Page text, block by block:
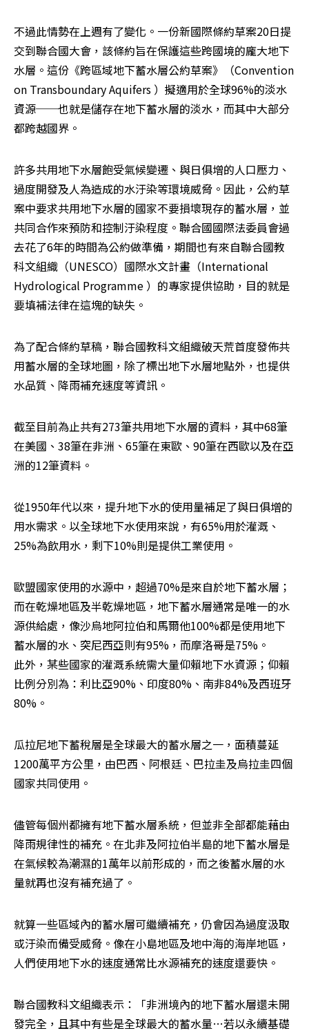
不過此情勢在上週有了變化。一份新國際條約草案20日提
交到聯合國大會，該條約旨在保護這些跨國境的龐大地下
水層。這份《跨區域地下蓄水層公約草案》（Convention
on Transboundary Aquifers ）擬適用於全球96%的淡水
資源──也就是儲存在地下蓄水層的淡水，而其中大部分
都跨越國界。
許多共用地下水層飽受氣候變遷、與日俱增的人口壓力、
過度開發及人為造成的水汙染等環境威脅。因此，公約草
案中要求共用地下水層的國家不要損壞現存的蓄水層，並
共同合作來預防和控制汙染程度。聯合國國際法委員會過
去花了6年的時間為公約做準備，期間也有來自聯合國教
科文組織（UNESCO）國際水文計畫（International
Hydrological Programme ）的專家提供協助，目的就是
要填補法律在這塊的缺失。
為了配合條約草稿，聯合國教科文組織破天荒首度發佈共
用蓄水層的全球地圖，除了標出地下水層地點外，也提供
水品質、降雨補充速度等資訊。
截至目前為止共有273筆共用地下水層的資料，其中68筆
在美國、38筆在非洲、65筆在東歐、90筆在西歐以及在亞
洲的12筆資料。
從1950年代以來，提升地下水的使用量補足了與日俱增的
用水需求。以全球地下水使用來說，有65%用於灌溉、
25%為飲用水，剩下10%則是提供工業使用。
歐盟國家使用的水源中，超過70%是來自於地下蓄水層；
而在乾燥地區及半乾燥地區，地下蓄水層通常是唯一的水
源供給處，像沙烏地阿拉伯和馬爾他100%都是使用地下
蓄水層的水、突尼西亞則有95%，而摩洛哥是75%。
此外，某些國家的灌溉系統需大量仰賴地下水資源；仰賴
比例分別為：利比亞90%、印度80%、南非84%及西班牙
80%。
瓜拉尼地下蓄稅層是全球最大的蓄水層之一，面積蔓延
1200萬平方公里，由巴西、阿根廷、巴拉圭及烏拉圭四個
國家共同使用。
儘管每個州都擁有地下蓄水層系統，但並非全部都能藉由
降雨規律性的補充。在北非及阿拉伯半島的地下蓄水層是
在氣候較為潮濕的1萬年以前形成的，而之後蓄水層的水
量就再也沒有補充過了。
就算一些區域內的蓄水層可繼續補充，仍會因為過度汲取
或汙染而備受威脅。像在小島地區及地中海的海岸地區，
人們使用地下水的速度通常比水源補充的速度還要快。
聯合國教科文組織表示：「非洲境內的地下蓄水層還未開
發完全，且其中有些是全球最大的蓄水量…若以永續基礎